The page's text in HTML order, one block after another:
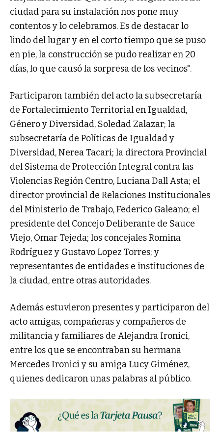
ciudad para su instalación nos pone muy
contentos y lo celebramos. Es de destacar lo
lindo del lugar y en el corto tiempo que se puso
en pie, la construcción se pudo realizar en 20
días, lo que causó la sorpresa de los vecinos".
Participaron también del acto la subsecretaría
de Fortalecimiento Territorial en Igualdad,
Género y Diversidad, Soledad Zalazar; la
subsecretaría de Políticas de Igualdad y
Diversidad, Nerea Tacari; la directora Provincial
del Sistema de Protección Integral contra las
Violencias Región Centro, Luciana Dall Asta; el
director provincial de Relaciones Institucionales
del Ministerio de Trabajo, Federico Galeano; el
presidente del Concejo Deliberante de Sauce
Viejo, Omar Tejeda; los concejales Romina
Rodríguez y Gustavo Lopez Torres; y
representantes de entidades e instituciones de
la ciudad, entre otras autoridades.
Además estuvieron presentes y participaron del
acto amigas, compañeras y compañeros de
militancia y familiares de Alejandra Ironici,
entre los que se encontraban su hermana
Mercedes Ironici y su amiga Lucy Giménez,
quienes dedicaron unas palabras al público.